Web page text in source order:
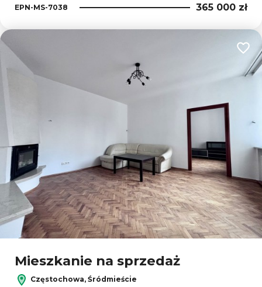
EPN-MS-7038 365 000 zł
Mieszkanie na sprzedaż
Częstochowa, Śródmieście